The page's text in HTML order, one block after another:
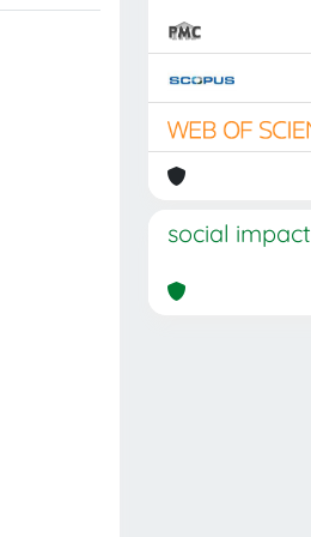
social impact